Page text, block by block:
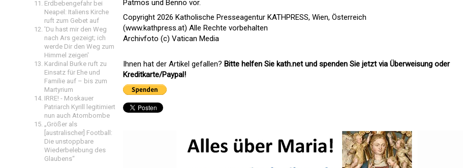
Erdbebengefahr bei
Neapel: Italiens Kirche
ruft zum Gebet auf
'Du hast mir den Weg
nach Ars gezeigt; ich
werde Dir den Weg zum
Himmel zeigen'
Kardinal Burke ruft zu
Einsatz für Ehe und
Familie auf – bis zum
Martyrium
IRRE! - Moskauer
Patriarch Kyrill legitimiert
nun auch Atombombe
„Größer als
[australischer] Football:
Die unstoppbare
Wiederbelebung des
Glaubens“
Patmos und Benno vor.
Copyright 2026 Katholische Presseagentur KATHPRESS, Wien, Österreich
(www.kathpress.at) Alle Rechte vorbehalten
Archivfoto (c) Vatican Media
Ihnen hat der Artikel gefallen? Bitte helfen Sie kath.net und spenden Sie jetzt via Überweisung oder
Kreditkarte/Paypal!